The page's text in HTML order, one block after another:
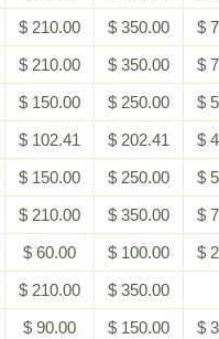
$ 210.00 $ 350.00
$
$ 210.00 $ 350.00
$
$ 150.00 $ 250.00
$
$ 102.41 $ 202.41
$
$ 150.00 $ 250.00
$
$ 210.00 $ 350.00
$
$ 60.00 $ 100.00
$
$ 210.00
$ 350.00
$ 90.00 $ 150.00
$